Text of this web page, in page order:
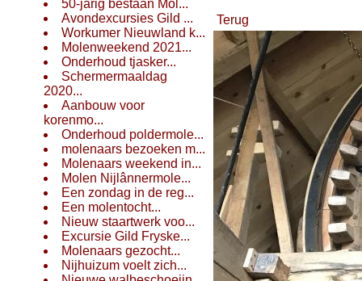
50-jarig bestaan Mol...
Avondexcursies Gild ...
Workumer Nieuwland k...
Molenweekend 2021...
Onderhoud tjasker...
Schermermaaldag
2020...
Aanbouw voor
korenmo...
Onderhoud poldermole...
molenaars bezoeken m...
Molenaars weekend in...
Molen Nijlânnermole...
Een zondag in de reg...
Een molentocht...
Nieuw staartwerk voo...
Excursie Gild Fryske...
Molenaars gezocht...
Nijhuizum voelt zich...
Terug